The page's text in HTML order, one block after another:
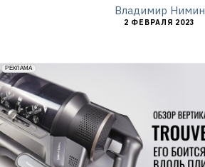
Владимир Нимин
2 ФЕВРАЛЯ 2023
erid: 2VfnxxmNzs5
РЕКЛАМА